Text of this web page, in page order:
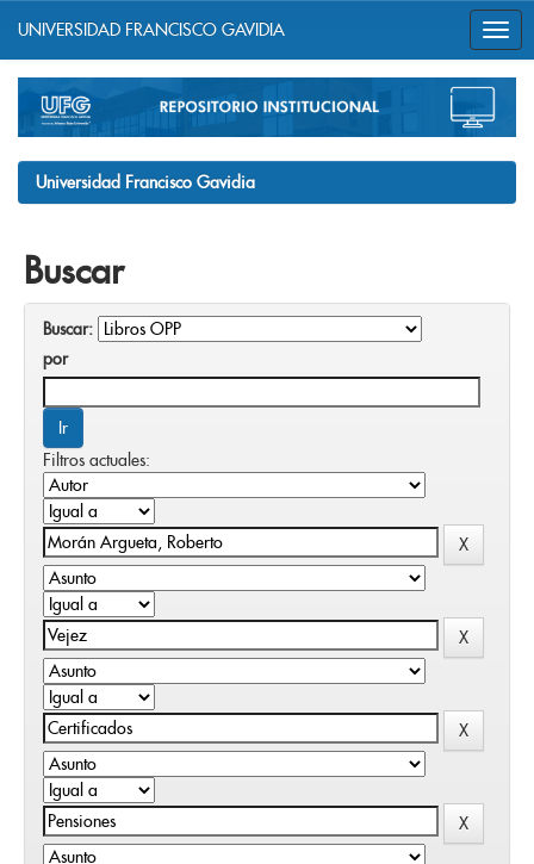
navigation
UNIVERSIDAD FRANCISCO GAVIDIA
Universidad Francisco Gavidia
Buscar
Buscar:
por
Filtros actuales: